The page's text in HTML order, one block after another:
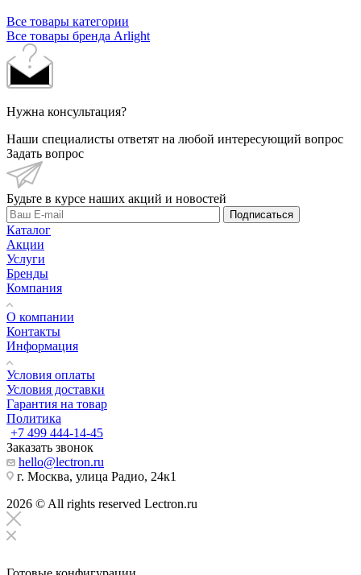
Все товары категории
Все товары бренда Arlight
Нужна консультация?
Наши специалисты ответят на любой интересующий вопрос
Задать вопрос
Будьте в курсе наших акций и новостей
Подписаться
Каталог
Акции
Услуги
Бренды
Компания
О компании
Контакты
Информация
Условия оплаты
Условия доставки
Гарантия на товар
Политика
+7 499 444-14-45
Заказать звонок
hello@lectron.ru
г. Москва, улица Радио, 24к1
2026 © All rights reserved Lectron.ru